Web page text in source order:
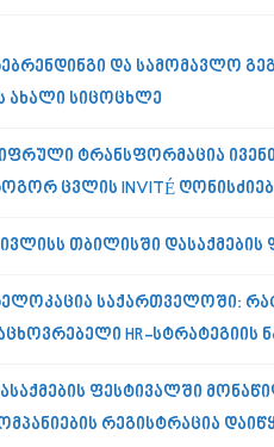
და სამომავლო
ახალი სიცოცხლე
ტრანსფორმაცია
ცვლის INVITÉ
თბილისში
საქართველოში:
HR-სტრატეგიის
ფესტივალში
რეგისტრაცია